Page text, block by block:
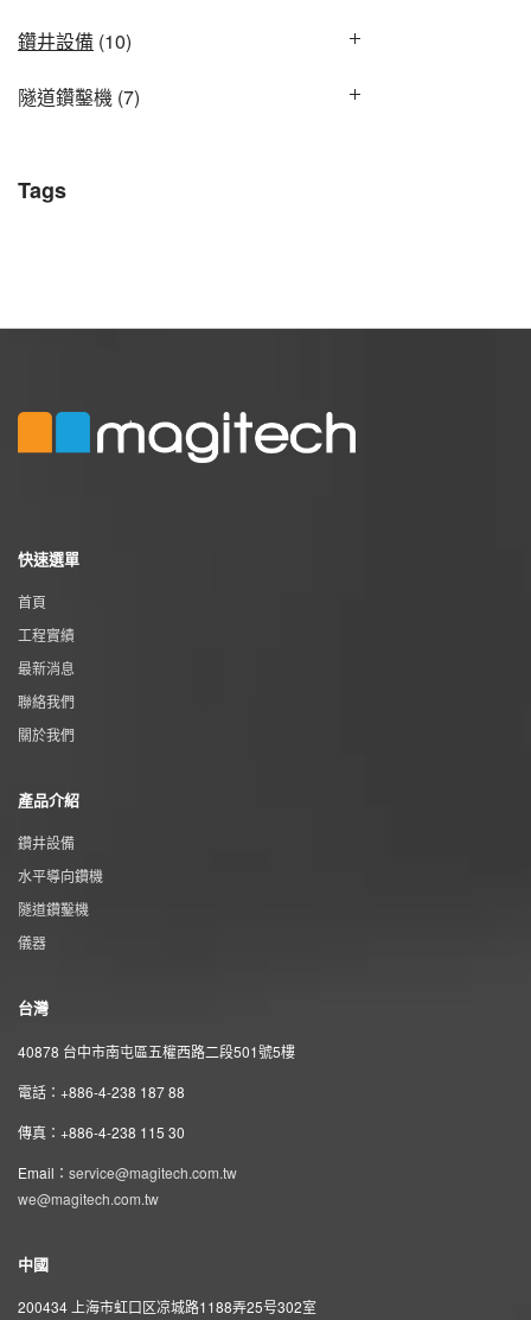
鑽井設備 (10)
隧道鑽鑿機 (7)
Tags
快速選單
首頁
工程實績
最新消息
聯絡我們
關於我們
產品介紹
鑽井設備
水平導向鑽機
隧道鑽鑿機
儀器
台灣
40878 台中市南屯區五權西路二段501號5樓
電話：+886-4-238 187 88
傳真：+886-4-238 115 30
Email： service@magitech.com.tw
we@magitech.com.tw
中國
200434 上海市虹口区凉城路1188弄25号302室